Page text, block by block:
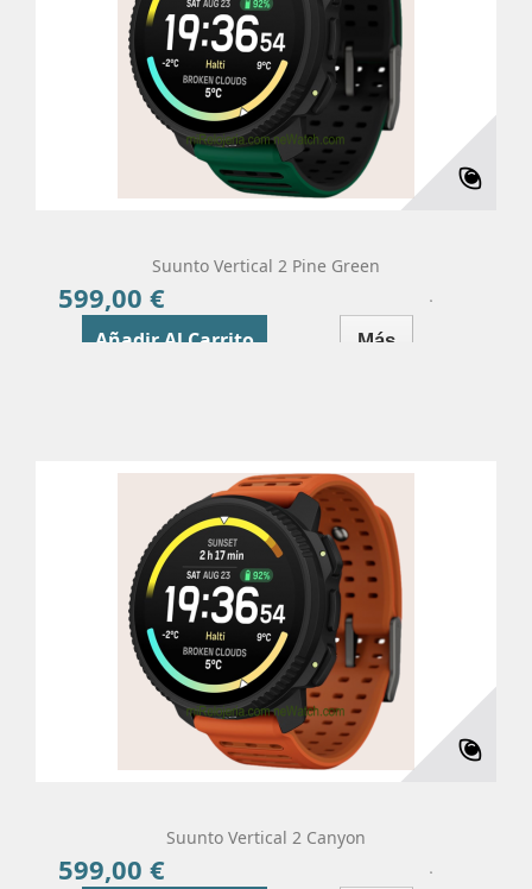
Suunto Vertical 2 Pine Green
599,00 €
Añadir Al Carrito Más
Suunto Vertical 2 Canyon
599,00 €